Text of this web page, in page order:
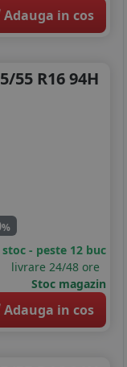
Adauga in cos
55 R16 94H
%
- peste 12 buc
livrare 24/48 ore
Stoc magazin
Adauga in cos